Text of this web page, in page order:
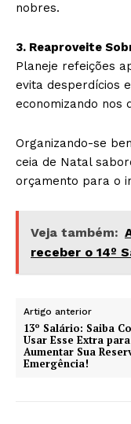
nobres.
3. Reaproveite
Planeje refeições
evita desperdícios
economizando nos
Organizando-se
ceia de Natal
orçamento para o
Veja também:
receber o 14º
Artigo anterior
13º Salário: Saiba
Usar Esse Extra para
Aumentar Sua
Emergência!